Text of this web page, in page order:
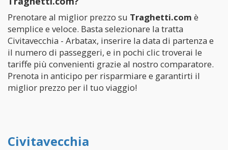
Prenotare al miglior prezzo su Traghetti.com è
semplice e veloce. Basta selezionare la tratta
Civitavecchia - Arbatax, inserire la data di partenza e
il numero di passeggeri, e in pochi clic troverai le
tariffe più convenienti grazie al nostro comparatore.
Prenota in anticipo per risparmiare e garantirti il
miglior prezzo per il tuo viaggio!
Civitavecchia